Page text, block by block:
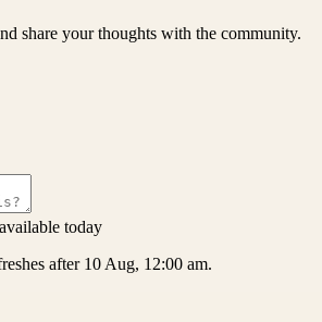
share your thoughts with the community.
today
after 10 Aug, 12:00 am.